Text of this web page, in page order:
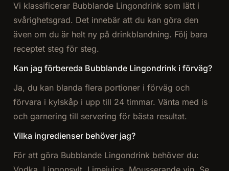
Vi klassificerar Bubblande Lingondrink som lätt i
svårighetsgrad. Det innebär att du kan göra den
även om du är helt ny på drinkblandning. Följ bara
receptet steg för steg.
Kan jag förbereda Bubblande Lingondrink i förväg?
Ja, du kan blanda flera portioner i förväg och
förvara i kylskåp i upp till 24 timmar. Vänta med is
och garnering till servering för bästa resultat.
Vilka ingredienser behöver jag?
För att göra Bubblande Lingondrink behöver du: